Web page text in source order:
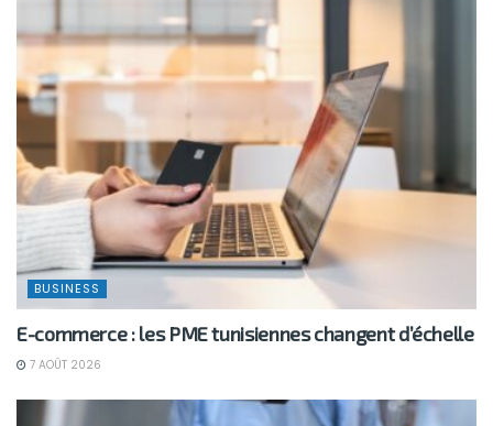
BUSINESS
E-commerce : les PME tunisiennes changent d’échelle
7 AOÛT 2026